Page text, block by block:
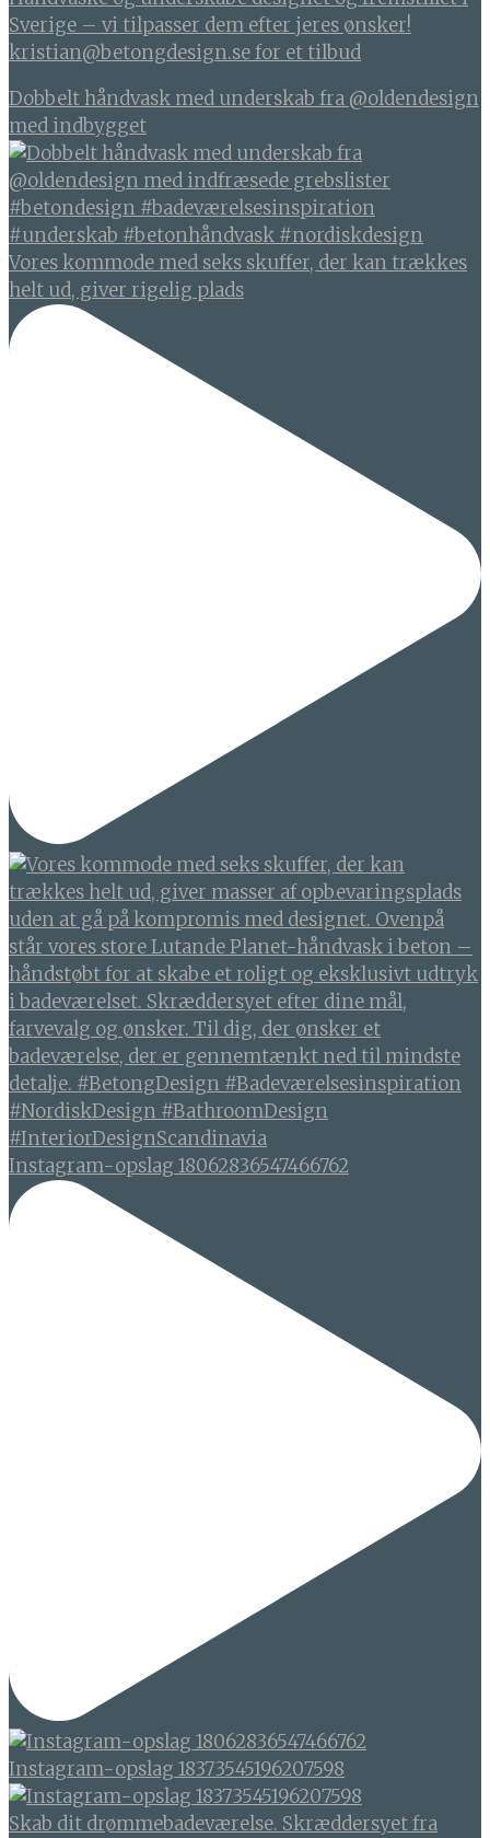
Sverige – vi tilpasser dem efter jeres ønsker!
kristian@betongdesign.se for et tilbud
Dobbelt håndvask med underskab fra @oldendesign
med indbygget
Vores kommode med seks skuffer, der kan trækkes
helt ud, giver rigelig plads
Instagram-opslag 18062836547466762
Instagram-opslag 18373545196207598
Skab dit drømmebadeværelse. Skræddersyet fra